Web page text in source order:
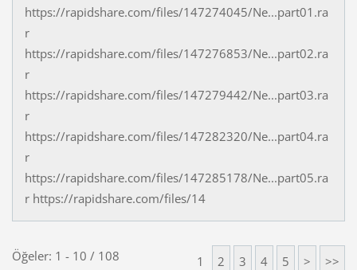
https://rapidshare.com/files/147274045/Ne...part01.ra
r
https://rapidshare.com/files/147276853/Ne...part02.ra
r
https://rapidshare.com/files/147279442/Ne...part03.ra
r
https://rapidshare.com/files/147282320/Ne...part04.ra
r
https://rapidshare.com/files/147285178/Ne...part05.ra
r https://rapidshare.com/files/14
Öğeler: 1 - 10 / 108 1 2 3 4 5 > >>